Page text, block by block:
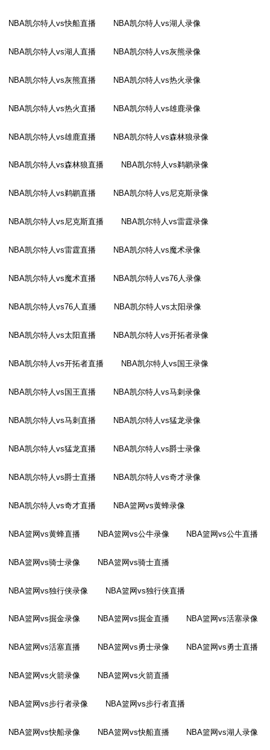
NBA凯尔特人vs快船直播 NBA凯尔特人vs湖人录像
NBA凯尔特人vs湖人直播 NBA凯尔特人vs灰熊录像
NBA凯尔特人vs灰熊直播 NBA凯尔特人vs热火录像
NBA凯尔特人vs热火直播 NBA凯尔特人vs雄鹿录像
NBA凯尔特人vs雄鹿直播 NBA凯尔特人vs森林狼录像
NBA凯尔特人vs森林狼直播 NBA凯尔特人vs鹈鹕录像
NBA凯尔特人vs鹈鹕直播 NBA凯尔特人vs尼克斯录像
NBA凯尔特人vs尼克斯直播 NBA凯尔特人vs雷霆录像
NBA凯尔特人vs雷霆直播 NBA凯尔特人vs魔术录像
NBA凯尔特人vs魔术直播 NBA凯尔特人vs76人录像
NBA凯尔特人vs76人直播 NBA凯尔特人vs太阳录像
NBA凯尔特人vs太阳直播 NBA凯尔特人vs开拓者录像
NBA凯尔特人vs开拓者直播 NBA凯尔特人vs国王录像
NBA凯尔特人vs国王直播 NBA凯尔特人vs马刺录像
NBA凯尔特人vs马刺直播 NBA凯尔特人vs猛龙录像
NBA凯尔特人vs猛龙直播 NBA凯尔特人vs爵士录像
NBA凯尔特人vs爵士直播 NBA凯尔特人vs奇才录像
NBA凯尔特人vs奇才直播 NBA篮网vs黄蜂录像
NBA篮网vs黄蜂直播 NBA篮网vs公牛录像 NBA篮网vs公牛直播
NBA篮网vs骑士录像 NBA篮网vs骑士直播
NBA篮网vs独行侠录像 NBA篮网vs独行侠直播
NBA篮网vs掘金录像 NBA篮网vs掘金直播 NBA篮网vs活塞录像
NBA篮网vs活塞直播 NBA篮网vs勇士录像 NBA篮网vs勇士直播
NBA篮网vs火箭录像 NBA篮网vs火箭直播
NBA篮网vs步行者录像 NBA篮网vs步行者直播
NBA篮网vs快船录像 NBA篮网vs快船直播 NBA篮网vs湖人录像